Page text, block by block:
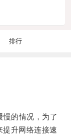
排行
的情况，为了
升网络连接速